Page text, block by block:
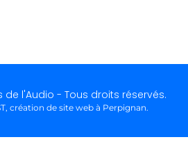
de l'Audio - Tous droits réservés.
création de site web à Perpignan.